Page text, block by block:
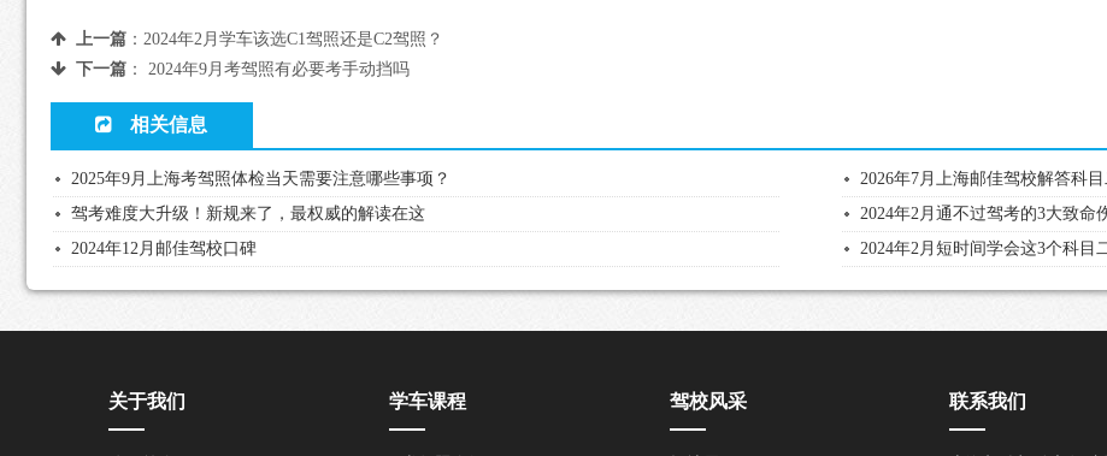
上一篇： 2024年2月学车该选C1驾照还是C2驾照？
下一篇： 2024年9月考驾照有必要考手动挡吗
相关信息
2025年9月上海考驾照体检当天需要注意哪些事项？
2026年7月上海邮佳驾校解答科
驾考难度大升级！新规来了，最权威的解读在这
2024年2月通不过驾考的3大致命
2024年12月邮佳驾校口碑
2024年2月短时间学会这3个科目
关于我们 学车课程 驾校风采 联系我们